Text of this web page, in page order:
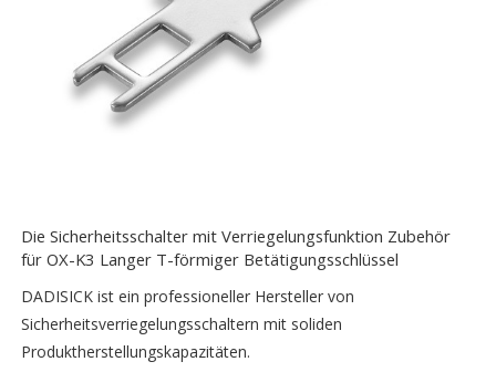
Die Sicherheitsschalter mit Verriegelungsfunktion Zubehör
für OX-K3 Langer T-förmiger Betätigungsschlüssel
DADISICK ist ein professioneller Hersteller von
Sicherheitsverriegelungsschaltern mit soliden
Produktherstellungskapazitäten.